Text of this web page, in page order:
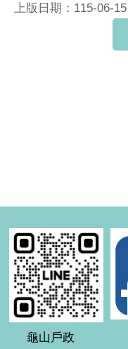
上版日期：115-06-15
:::
龜山戶政